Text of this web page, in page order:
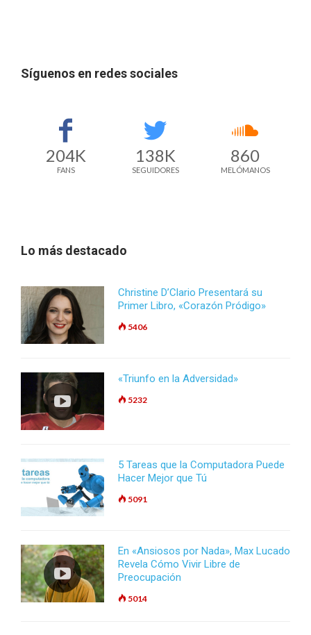
Síguenos en redes sociales
204K
FANS
138K
SEGUIDORES
860
MELÓMANOS
Lo más destacado
Christine D’Clario Presentará su
Primer Libro, «Corazón Pródigo»
5406
«Triunfo en la Adversidad»
5232
5 Tareas que la Computadora Puede
Hacer Mejor que Tú
5091
En «Ansiosos por Nada», Max Lucado
Revela Cómo Vivir Libre de
Preocupación
5014